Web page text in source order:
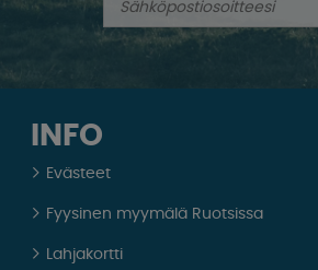
INFO
Evästeet
Fyysinen myymälä Ruotsissa
Lahjakortti